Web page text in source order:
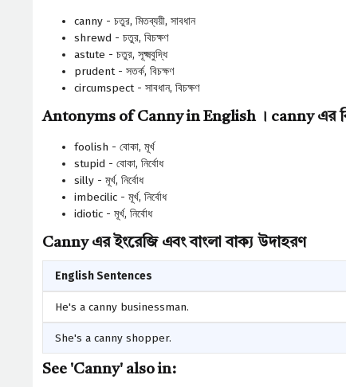
canny - চতুর, মিতব্যয়ী, সাবধান
shrewd - চতুর, বিচক্ষণ
astute - চতুর, সূক্ষ্মবুদ্ধি
prudent - সতর্ক, বিচক্ষণ
circumspect - সাবধান, বিচক্ষণ
Antonyms of Canny in English । canny এর
foolish - বোকা, মূর্খ
stupid - বোকা, নির্বোধ
silly - মূর্খ, নির্বোধ
imbecilic - মূর্খ, নির্বোধ
idiotic - মূর্খ, নির্বোধ
Canny এর ইংরেজি এবং বাংলা বাক্য উদাহরণ
English Sentences
He's a canny businessman.
She's a canny shopper.
See 'Canny' also in: